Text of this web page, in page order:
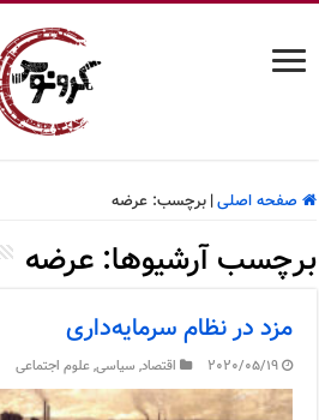
صفحه اصلی| برچسب:عرضه
برچسب آرشیوها:عرضه
مزد در نظام سرمایه‌داری
2020/05/19 اقتصاد, سیاسی,علوم اجتماعی